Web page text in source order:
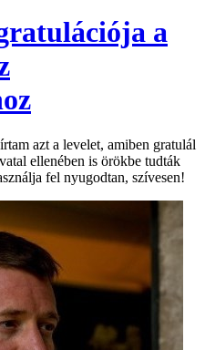
a
azt a levelet, amiben gratulál
ellenében is örökbe tudták
fel nyugodtan, szívesen!